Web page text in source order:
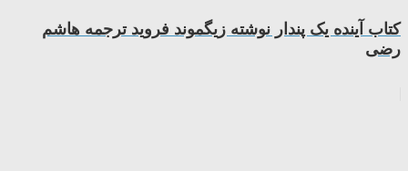
کتاب آینده یک پندار نوشته زیگموند فروید ترجمه هاشم
رضی